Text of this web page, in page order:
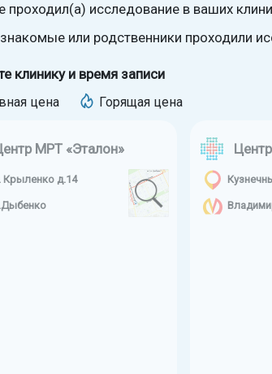
проходил(а) исследование в ваших
или родственники проходили
клинику и время записи
цена Горящая цена
МРТ «Эталон»
Крыленко д.14